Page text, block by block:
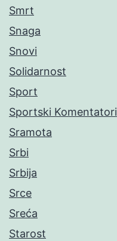
Smrt
Snaga
Snovi
Solidarnost
Sport
Sportski Komentatori
Sramota
Srbi
Srbija
Srce
Sreća
Starost